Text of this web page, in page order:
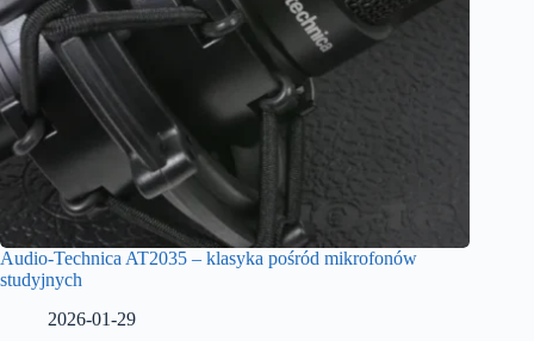
Audio-Technica AT2035 – klasyka pośród mikrofonów
studyjnych
2026-01-29